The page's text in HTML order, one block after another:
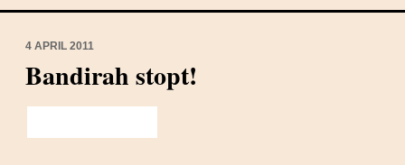
4 APRIL 2011
Bandirah stopt!